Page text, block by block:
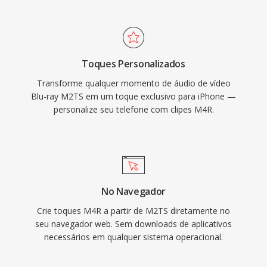
conteúdo de alta definição onde preservar a
qualidade total da fonte é essencial.
integra às configurações do iOS para
chamadas, alarmes é alertas por contato. Às
vantagens práticas incluem implantação
facilitada em qualquer iPhone por meio de
sincronizacao iTunes ou AirDrop, reprodução
de alta qualidade do codec AAC mesmo em
específicos para identificacao instantânea do
Toques Personalizados
Transforme qualquer momento de áudio de vídeo
Blu-ray M2TS em um toque exclusivo para iPhone —
personalize seu telefone com clipes M4R.
No Navegador
Crie toques M4R a partir de M2TS diretamente no
seu navegador web. Sem downloads de aplicativos
necessários em qualquer sistema operacional.